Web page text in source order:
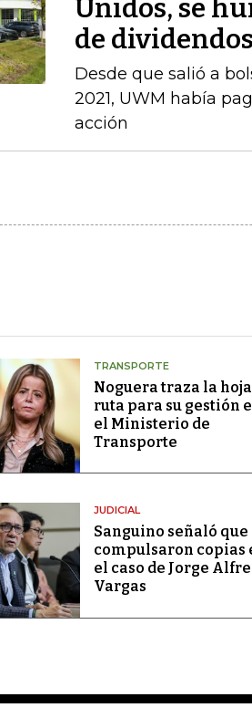
Unidos, se
de dividendos
Desde que salió a
2021, UWM había
acción
TRANSPORTE
Noguera traza la
ruta para su gestión
el Ministerio de
Transporte
JUDICIAL
Sanguino señaló que
compulsaron copias
el caso de Jorge
Vargas